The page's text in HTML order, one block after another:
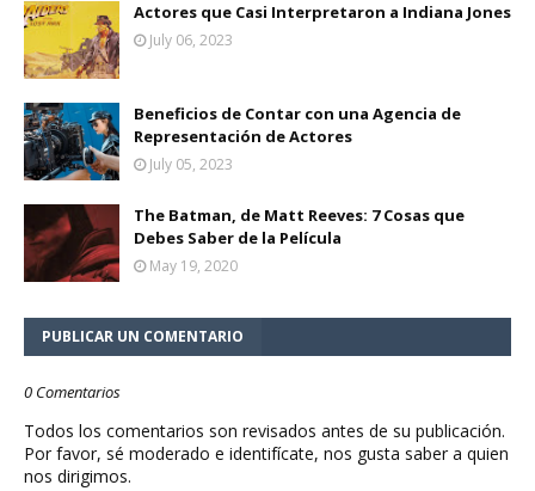
Actores que Casi Interpretaron a Indiana Jones
July 06, 2023
Beneficios de Contar con una Agencia de
Representación de Actores
July 05, 2023
The Batman, de Matt Reeves: 7 Cosas que
Debes Saber de la Película
May 19, 2020
PUBLICAR UN COMENTARIO
0 Comentarios
Todos los comentarios son revisados antes de su publicación.
Por favor, sé moderado e identifícate, nos gusta saber a quien
nos dirigimos.